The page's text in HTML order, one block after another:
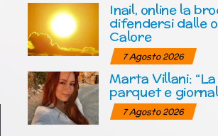
Inail, online la
difendersi dalle
Calore
7 Agosto 2026
Marta Villani:
parquet e
7 Agosto 2026